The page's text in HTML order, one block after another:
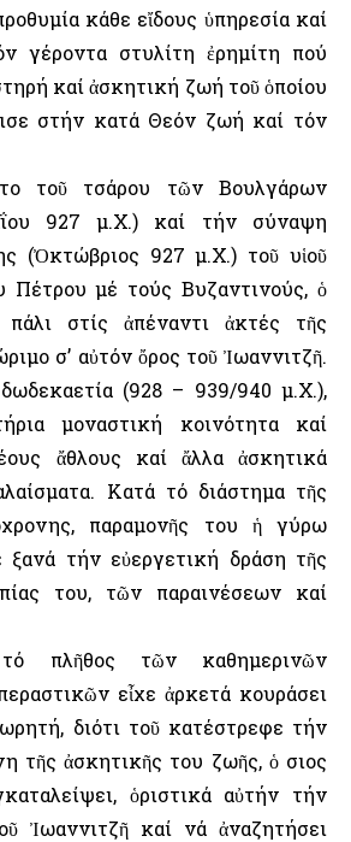
κάθε εἴδους ὑπηρεσία καί
γέροντα στυλίτη ἐρημίτη πού
καί ἀσκητική ζωή τοῦ ὁποίου
στήν κατά Θεόν ζωή καί τόν
τοῦ τσάρου τῶν Βουλγάρων
927 μ.Χ.) καί τήν σύναψη
(Ὀκτώβριος 927 μ.Χ.) τοῦ υἱοῦ
Πέτρου μέ τούς Βυζαντινούς, ὁ
πάλι στίς ἀπέναντι ἀκτές τῆς
σ’ αὐτόν ὄρος τοῦ Ἰωαννιτζῆ.
(928 – 939/940 μ.Χ.),
μοναστική κοινότητα καί
ἄθλους καί ἄλλα ἀσκητικά
Κατά τό διάστημα τῆς
παραμονῆς του ἡ γύρω
ξανά τήν εὐεργετική δράση τῆς
του, τῶν παραινέσεων καί
πλῆθος τῶν καθημερινῶν
εἶχε ἀρκετά κουράσει
διότι τοῦ κατέστρεφε τήν
τῆς ἀσκητικῆς του ζωῆς, ὁ Ὅσιος
ὁριστικά αὐτήν τήν
Ἰωαννιτζῆ καί νά ἀναζητήσει